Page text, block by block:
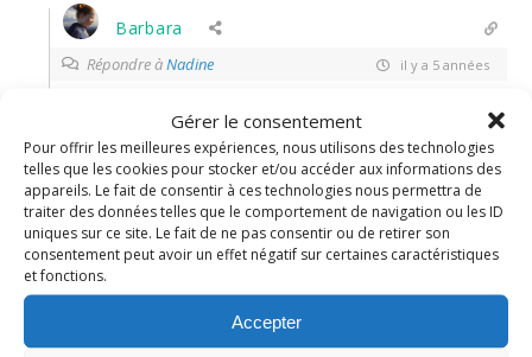
Gérer le consentement
Pour offrir les meilleures expériences, nous utilisons des technologies
telles que les cookies pour stocker et/ou accéder aux informations des
appareils. Le fait de consentir à ces technologies nous permettra de
traiter des données telles que le comportement de navigation ou les ID
uniques sur ce site. Le fait de ne pas consentir ou de retirer son
consentement peut avoir un effet négatif sur certaines caractéristiques
et fonctions.
Accepter
Barbara
Répondre àNadine il y a 5 années
0 Répondre
Yolande
il y a 5 années
et hop.. ni vu ni connu.. je t’en chipe 2 au passage.. hihihi